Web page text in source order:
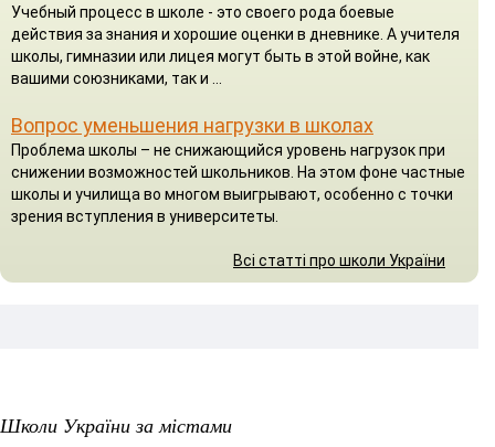
Учебный процесс в школе - это своего рода боевые
действия за знания и хорошие оценки в дневнике. А учителя
школы, гимназии или лицея могут быть в этой войне, как
вашими союзниками, так и ...
Вопрос уменьшения нагрузки в школах
Проблема школы – не снижающийся уровень нагрузок при
снижении возможностей школьников. На этом фоне частные
школы и училища во многом выигрывают, особенно с точки
зрения вступления в университеты.
Всі статті про школи України
Школи України за містами